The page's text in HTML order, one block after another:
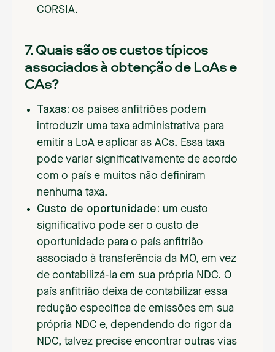
CORSIA.
7. Quais são os custos típicos
associados à obtenção de LoAs e
CAs?
Taxas: os países anfitriões podem
introduzir uma taxa administrativa para
emitir a LoA e aplicar as ACs. Essa taxa
pode variar significativamente de acordo
com o país e muitos não definiram
nenhuma taxa.
Custo de oportunidade: um custo
significativo pode ser o custo de
oportunidade para o país anfitrião
associado à transferência da MO, em vez
de contabilizá-la em sua própria NDC. O
país anfitrião deixa de contabilizar essa
redução específica de emissões em sua
própria NDC e, dependendo do rigor da
NDC, talvez precise encontrar outras vias